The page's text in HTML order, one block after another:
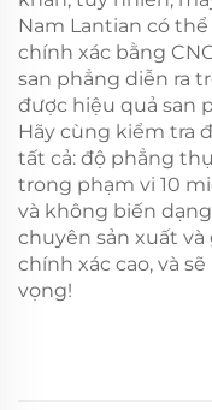
Nam Lantian có
chính xác bằng
san phẳng diễn ra
được hiệu quả san
Hãy cùng kiểm tra
tất cả: độ phẳng
trong phạm vi 10
và không biến
chuyên sản xuất và
chính xác cao, và
vọng!